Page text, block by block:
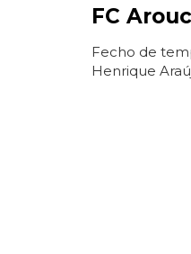
FC
Fecho de
Henrique